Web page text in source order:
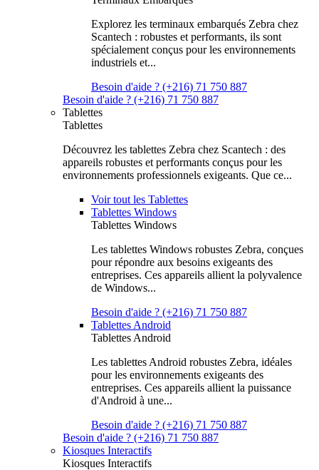
Explorez les terminaux embarqués Zebra chez
Scantech : robustes et performants, ils sont
spécialement conçus pour les environnements
industriels et...
Besoin d'aide ? (+216) 71 750 887
Besoin d'aide ? (+216) 71 750 887
Tablettes
Tablettes
Découvrez les tablettes Zebra chez Scantech : des
appareils robustes et performants conçus pour les
environnements professionnels exigeants. Que ce...
Voir tout les Tablettes
Tablettes Windows
Tablettes Windows
Les tablettes Windows robustes Zebra, conçues
pour répondre aux besoins exigeants des
entreprises. Ces appareils allient la polyvalence
de Windows...
Besoin d'aide ? (+216) 71 750 887
Tablettes Android
Tablettes Android
Les tablettes Android robustes Zebra, idéales
pour les environnements exigeants des
entreprises. Ces appareils allient la puissance
d'Android à une...
Besoin d'aide ? (+216) 71 750 887
Besoin d'aide ? (+216) 71 750 887
Kiosques Interactifs
Kiosques Interactifs